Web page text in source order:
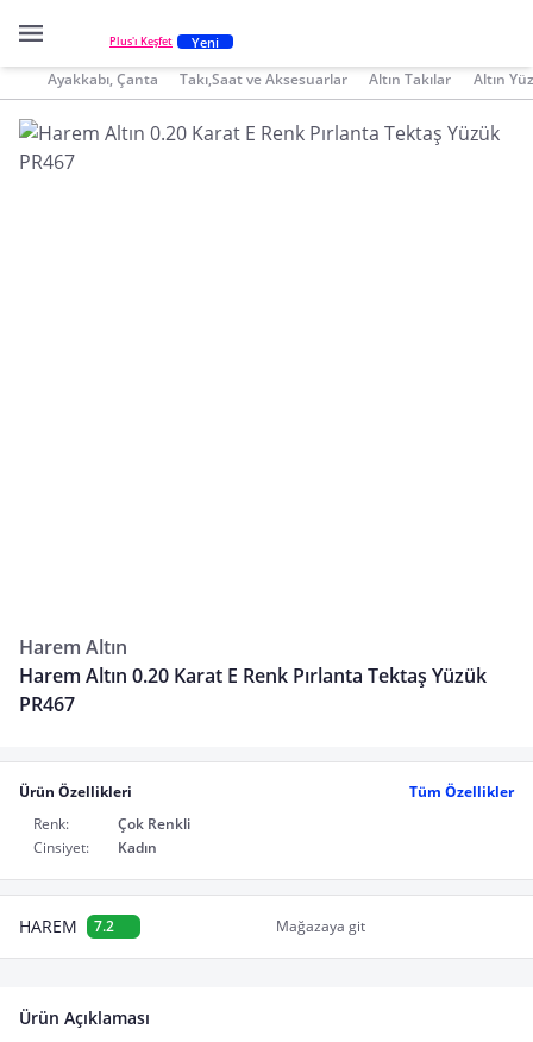
Plus'ı Keşfet Yeni
Ayakkabı, Çanta Takı,Saat ve Aksesuarlar Altın Takılar Altın
Harem Altın
Harem Altın 0.20 Karat E Renk Pırlanta Tektaş Yüzük
PR467
Ürün Özellikleri
Tüm Özellikler
Renk:
Çok Renkli
Cinsiyet:
Kadın
HAREM 7.2 Mağazaya git
Ürün Açıklaması